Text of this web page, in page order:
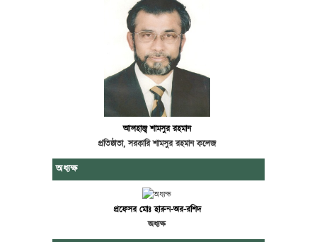
আলহাজ্ব শামসুর রহমান
প্রতিষ্ঠাতা, সরকারি শামসুর রহমান কলেজ
অধ্যক্ষ
প্রফেসর মোঃ হারুন-অর-রশিদ
অধ্যক্ষ